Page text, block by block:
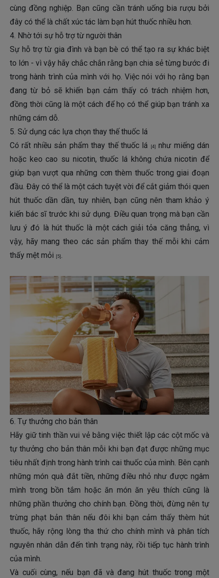
cùng đồng nghiệp. Bạn cũng cần tránh uống bia rượu bởi
đây có thể là chất xúc tác làm bạn hút thuốc nhiều hơn.
4. Nhờ tới sự hỗ trợ từ người thân
Sự hỗ trợ từ gia đình và bạn bè có thể tạo ra sự khác biệt
to lớn - vì vậy hãy chắc chắn rằng bạn chia sẻ từng bước đi
trong hành trình của mình với họ. Việc nói với họ rằng bạn
đang từ bỏ sẽ khiến bạn cảm thấy có trách nhiệm hơn,
đồng thời cũng là một cách để họ có thể giúp bạn tránh xa
những cám dỗ.
5. Sử dụng các lựa chọn thay thế thuốc lá
Có rất nhiều sản phẩm thay thế thuốc lá
[4]
như miếng dán
hoặc keo cao su nicotin, thuốc lá không chứa nicotin để
giúp bạn vượt qua những cơn thèm thuốc trong giai đoạn
đầu. Đây có thể là một cách tuyệt vời để cắt giảm thói quen
hút thuốc dần dần, tuy nhiên, bạn cũng nên tham khảo ý
kiến bác sĩ trước khi sử dụng. Điều quan trọng mà bạn cần
lưu ý đó là hút thuốc là một cách giải tỏa căng thẳng, vì
vậy, hãy mang theo các sản phẩm thay thế mỗi khi cảm
thấy mệt mỏi
[5] .
6. Tự thưởng cho bản thân
Hãy giữ tinh thần vui vẻ bằng việc thiết lập các cột mốc và
tự thưởng cho bản thân mỗi khi bạn đạt được những mục
tiêu nhất định trong hành trình cai thuốc của mình. Bên cạnh
những món quà đắt tiền, những điều nhỏ như được ngâm
mình trong bồn tắm hoặc ăn món ăn yêu thích cũng là
những phần thưởng cho chính bạn. Đồng thời, đừng nên tự
trừng phạt bản thân nếu đôi khi bạn cảm thấy thèm hút
thuốc, hãy rộng lòng tha thứ cho chính mình và phân tích
nguyên nhân dẫn đến tình trạng này, rồi tiếp tục hành trình
của mình.
Và cuối cùng, nếu bạn đã và đang hút thuốc trong một